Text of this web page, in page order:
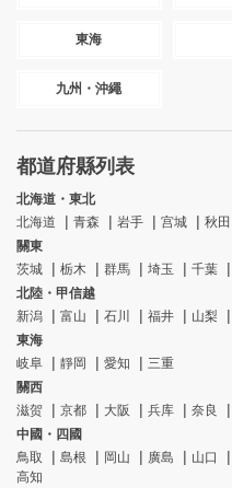
東海
九州・沖繩
都道府縣列表
北海道・東北
北海道
青森 岩手 宫城 秋田
關東
茨城
栃木 群馬 埼玉 千葉
北陸・甲信越
新潟
富山 石川 福井 山梨
東海
岐阜
靜岡 愛知
三重
關西
滋贺
京都 大阪 兵库 奈良
中國・四國
鳥取
島根 岡山 廣島 山口
高知